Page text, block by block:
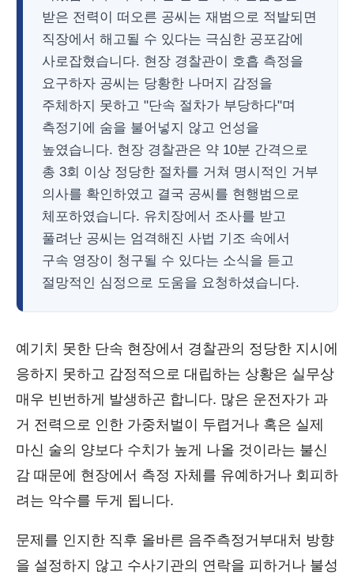
받은 전력이 떠오른 공씨는 재범으로 적발되면
직장에서 해고될 수 있다는 극심한 공포감에
사로잡혔습니다. 현장 경찰관이 호흡 측정을
요구하자 공씨는 당황한 나머지 감정을
주체하지 못하고 "단속 절차가 부당하다"며
측정기에 숨을 불어넣지 않고 언성을
높였습니다. 현장 경찰관은 약 10분 간격으로
총 3회 이상 정당한 절차를 거쳐 명시적인 거부
의사를 확인하였고 결국 공씨를 현행범으로
체포하였습니다. 유치장에서 조사를 받고
풀려난 공씨는 엄격해진 사법 기조 속에서
구속 영장이 청구될 수 있다는 소식을 듣고
절망적인 심정으로 도움을 요청하셨습니다.
예기치 못한 단속 현장에서 경찰관의 정당한 지시에
응하지 못하고 감정적으로 대립하는 상황은 실무상
매우 빈번하게 발생하곤 합니다. 많은 운전자가 과
거 전력으로 인한 가중처벌이 두렵거나 혹은 실제
마신 술의 양보다 수치가 높게 나올 것이라는 불신
감 때문에 현장에서 측정 자체를 유예하거나 회피하
려는 악수를 두게 됩니다.
문제를 인지한 직후 올바른 음주측정거부대처 방향
을 설정하지 않고 수사기관의 연락을 피하거나 불성